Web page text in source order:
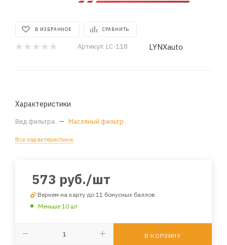
В ИЗБРАННОЕ СРАВНИТЬ
Артикул: LC-118 LYNXauto
Характеристики
Вид фильтра — Масляный фильтр
Все характеристики
573 руб./шт
Вернем на карту до 11 бонусных баллов
Меньше 10 шт
В КОРЗИНУ